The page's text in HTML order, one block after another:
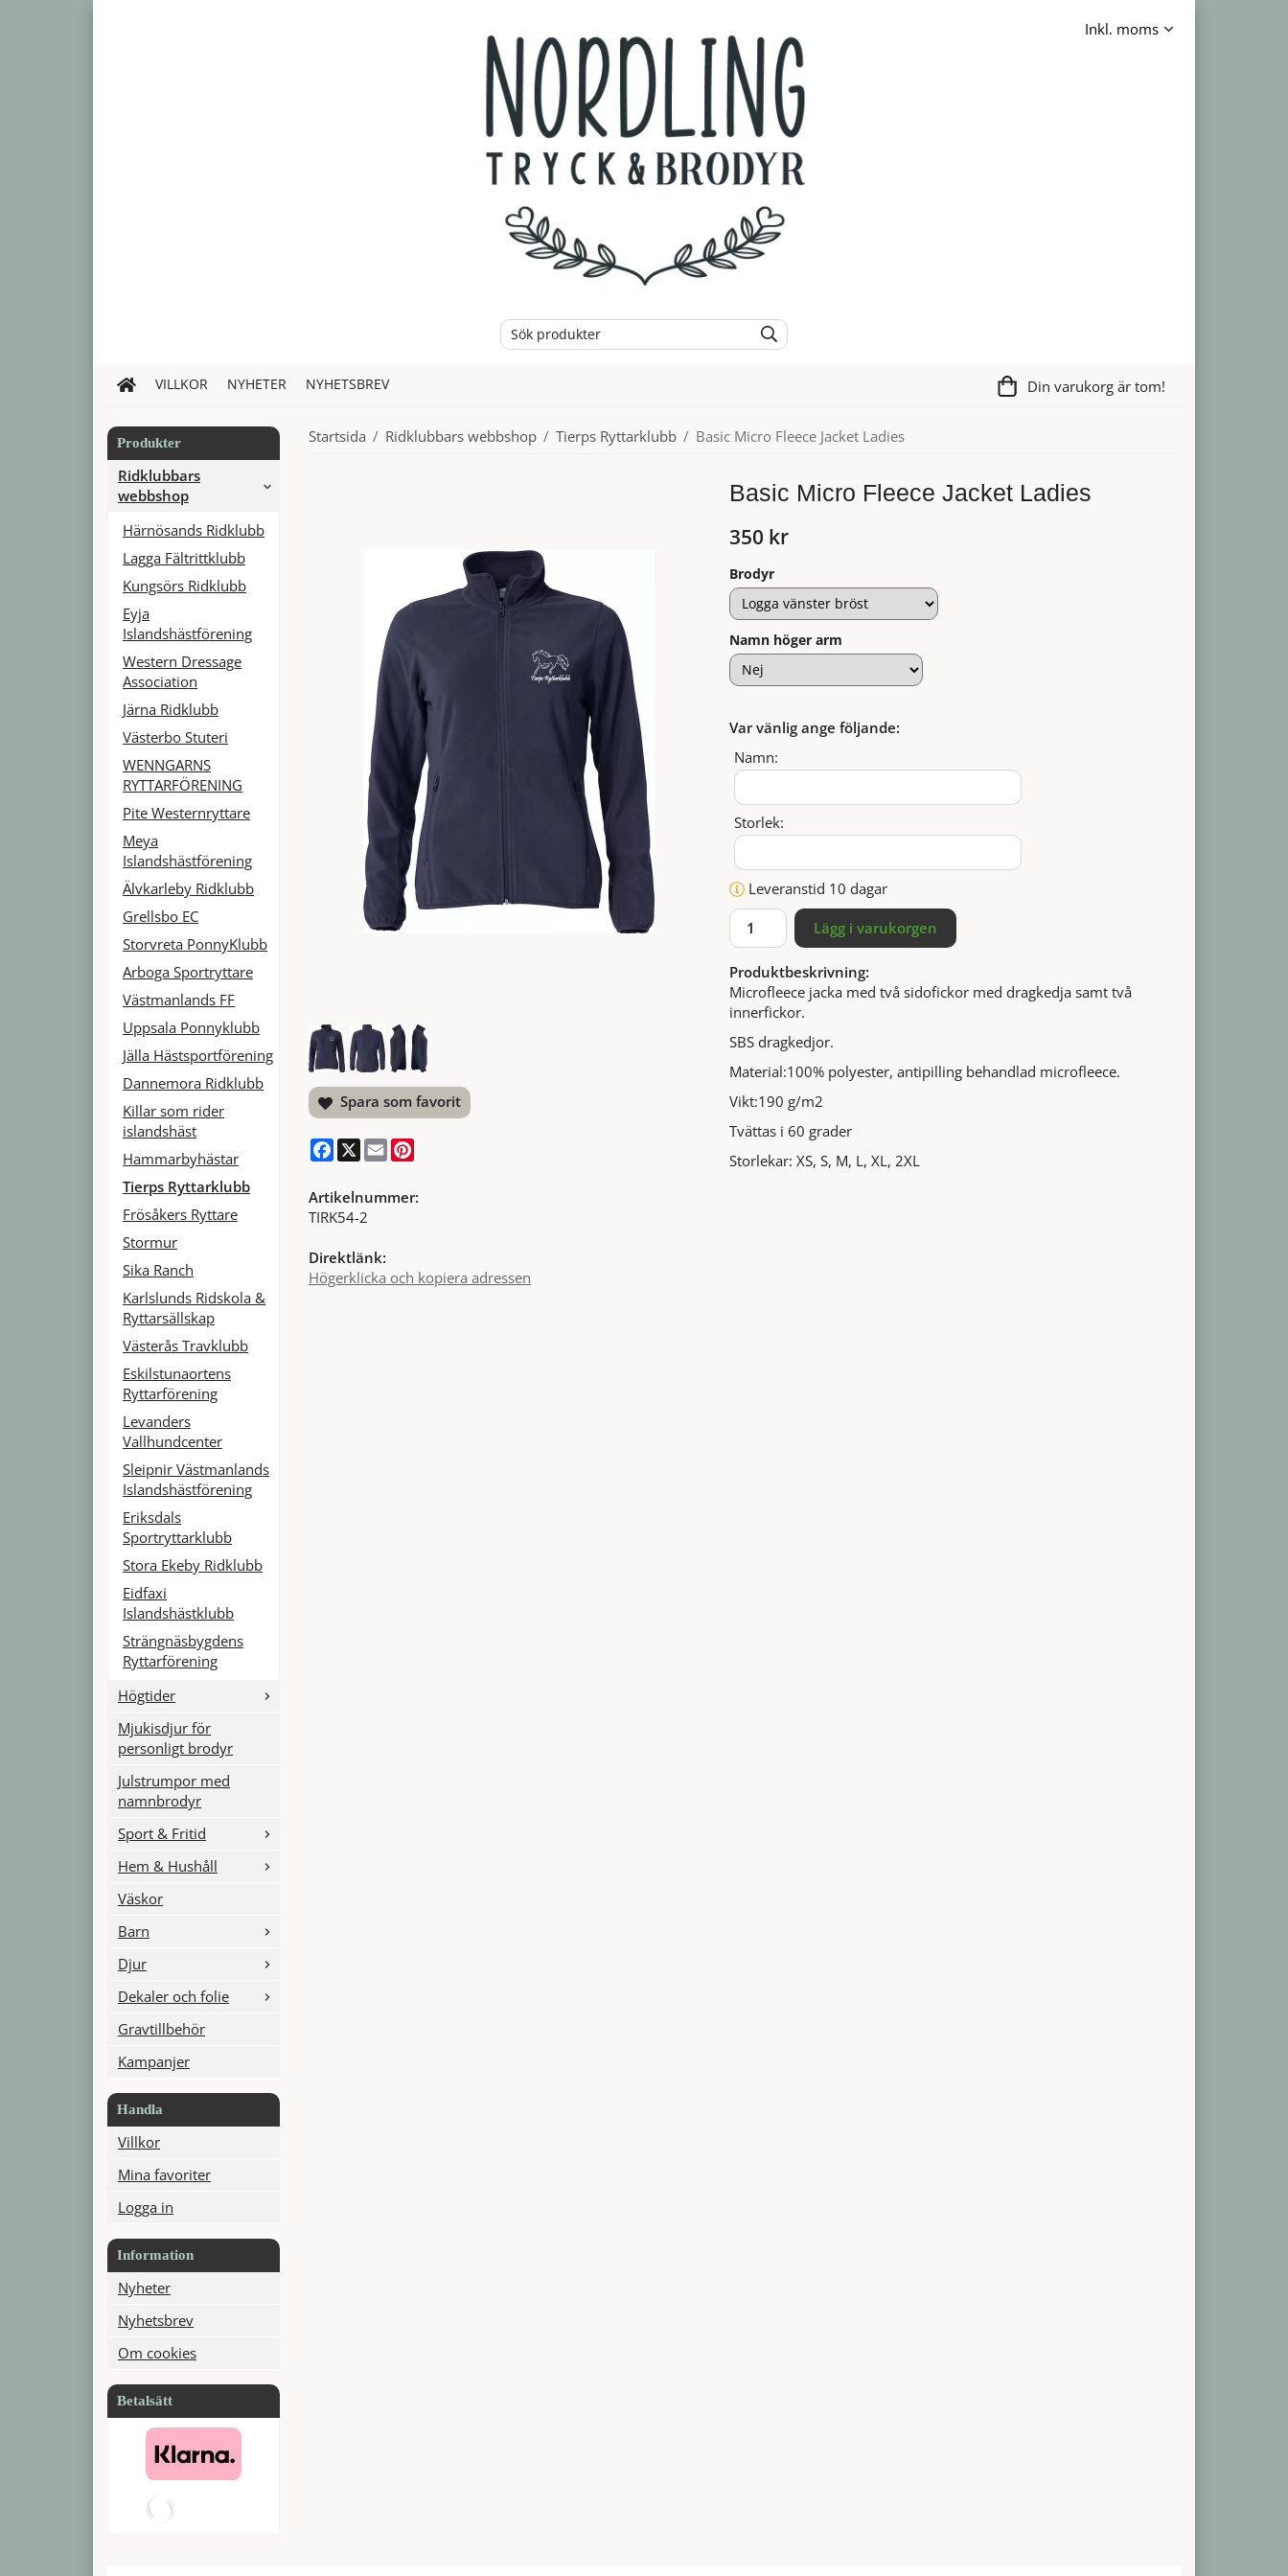
VILLKOR NYHETER NYHETSBREV Din varukorg är tom!
Produkter
Ridklubbars
webbshop
Härnösands Ridklubb
Lagga Fältrittklubb
Kungsörs Ridklubb
Eyja
Islandshästförening
Western Dressage
Association
Järna Ridklubb
Västerbo Stuteri
WENNGARNS
RYTTARFÖRENING
Pite Westernryttare
Meya
Islandshästförening
Älvkarleby Ridklubb
Grellsbo EC
Storvreta PonnyKlubb
Arboga Sportryttare
Västmanlands FF
Uppsala Ponnyklubb
Jälla Hästsportförening
Dannemora Ridklubb
Killar som rider
islandshäst
Hammarbyhästar
Tierps Ryttarklubb
Frösåkers Ryttare
Stormur
Sika Ranch
Karlslunds Ridskola &
Ryttarsällskap
Västerås Travklubb
Eskilstunaortens
Ryttarförening
Levanders
Vallhundcenter
Sleipnir Västmanlands
Islandshästförening
Eriksdals
Sportryttarklubb
Stora Ekeby Ridklubb
Eidfaxi
Islandshästklubb
Strängnäsbygdens
Ryttarförening
Högtider
Mjukisdjur för
personligt brodyr
Julstrumpor med
namnbrodyr
Sport & Fritid
Hem & Hushåll
Väskor
Barn
Djur
Dekaler och folie
Gravtillbehör
Kampanjer
Handla
Villkor
Mina favoriter
Logga in
Information
Nyheter
Nyhetsbrev
Om cookies
Betalsätt
Startsida / Ridklubbars webbshop / Tierps Ryttarklubb / Basic Micro Fleece Jacket Ladies
Basic Micro Fleece Jacket Ladies
350 kr
Brodyr
Namn höger arm
Var vänlig ange följande:
Namn:
Storlek:
Leveranstid 10 dagar
Lägg i varukorgen
Produktbeskrivning:
Microfleece jacka med två sidofickor med dragkedja samt två
innerfickor.
SBS dragkedjor.
Material:100% polyester, antipilling behandlad microfleece.
Vikt:190 g/m2
Tvättas i 60 grader
Storlekar: XS, S, M, L, XL, 2XL
Spara som favorit
Facebook
X Email
Artikelnummer:
TIRK54-2
Direktlänk:
Högerklicka och kopiera adressen